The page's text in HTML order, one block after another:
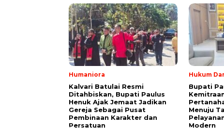
Humaniora
Kalvari Batulai Resmi
Ditahbiskan, Bupati Paulus
Henuk Ajak Jemaat Jadikan
Gereja Sebagai Pusat
Pembinaan Karakter dan
Persatuan
Hukum
Bupati
Menuju
Modern